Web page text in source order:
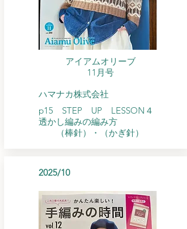
アイアムオリーブ
​11月号
ハマナカ株式会社
p15 STEP UP LESSON４
​透かし編みの編み方
（棒針）・（かぎ針）
2025/10